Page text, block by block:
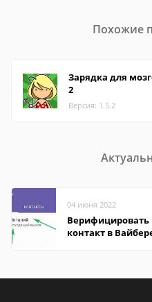
Похожие
Зарядка для
2
Версия: 1.5.2
04 июня 2022
Верифицировать
контакт в